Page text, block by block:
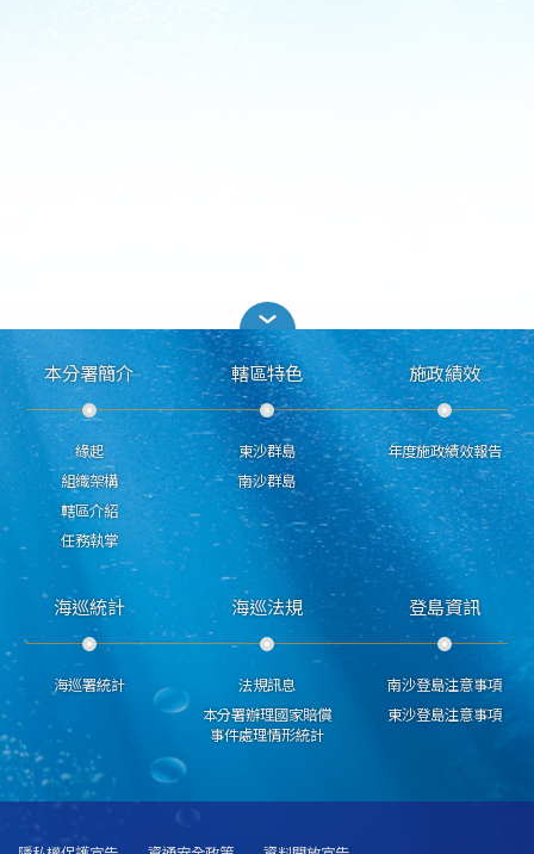
本分署簡介
緣起
組織架構
轄區介紹
任務執掌
轄區特色
東沙群島
南沙群島
施政績效
年度施政績效報告
海巡統計
海巡署統計
海巡法規
法規訊息
本分署辦理國家賠償
事件處理情形統計
登島資訊
南沙登島注意事項
東沙登島注意事項